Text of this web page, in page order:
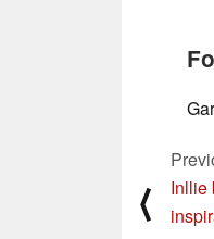
⟨
Inllie